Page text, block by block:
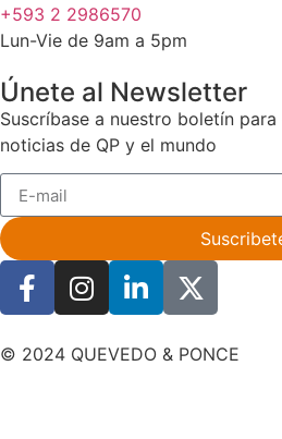
+593 2 2986570
Lun-Vie de 9am a 5pm
Únete al Newsletter
Suscríbase a nuestro boletín
noticias de QP y el mundo
© 2024 QUEVEDO & PONCE